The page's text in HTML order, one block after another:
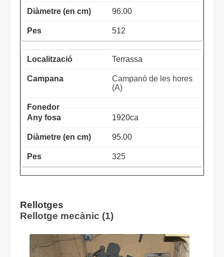
96.00
512
Terrassa
Campanó de les hores
(A)
1920ca
95.00
325
Rellotges
Rellotge mecànic (1)